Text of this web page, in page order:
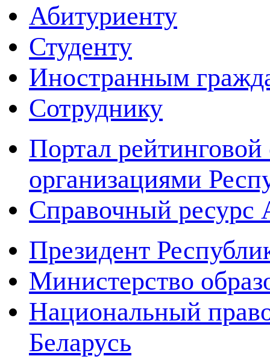
Абитуриенту
Студенту
Иностранным
Сотруднику
Портал рейтинговой
организациями
Справочный
Президент
Министерство
Национальный
Беларусь